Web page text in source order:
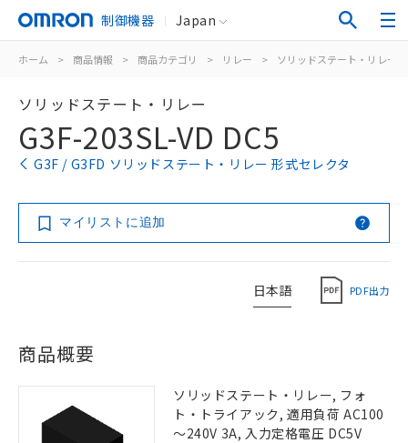
制御機器 Japan
ホーム > 商品情報 > 商品カテゴリ > リレー > ソリッドステート・リレー
ソリッドステート・リレー
G3F-203SL-VD DC5
G3F / G3FD ソリッドステート・リレー 形式セレクタ
マイリストに追加
日本語 PDF出力
商品概要
ソリッドステート・リレー, フォ
ト・トライアック, 適用負荷 AC100
～240V 3A, 入力定格電圧 DC5V